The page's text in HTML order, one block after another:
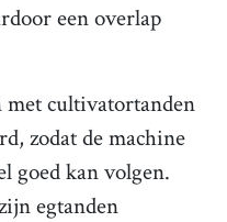
een overlap
cultivatortanden
zodat de machine
goed kan volgen.
egtanden